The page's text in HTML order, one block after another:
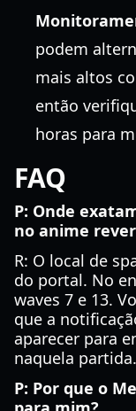
podem
mais altos
então
horas para
FAQ
P: Onde
no anime
R: O local de
do portal. No
waves 7 e 13.
que a
aparecer para
naquela partida.
P: Por que o